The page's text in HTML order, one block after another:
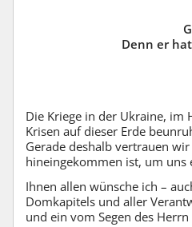
Denn er
Die Kriege in der Ukraine, im
Krisen auf dieser Erde
Gerade deshalb vertrauen
hineingekommen ist, um
Ihnen allen wünsche ich –
Domkapitels und aller
und ein vom Segen des